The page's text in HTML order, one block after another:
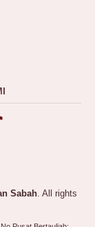
Sabah. All rights